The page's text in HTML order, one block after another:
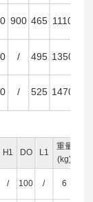
900 465 1110
/ 495 1350
/ 525 1470
H1 DO L1
重量
(kg)
/ 100 / 6